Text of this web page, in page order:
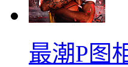
最潮P图